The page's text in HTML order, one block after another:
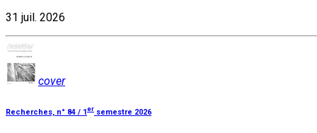
31 juil. 2026
cover
Recherches, n° 84 / 1er semestre 2026